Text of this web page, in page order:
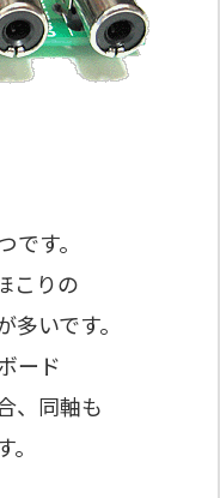
す。
こりの
いです。
ード
、同軸も